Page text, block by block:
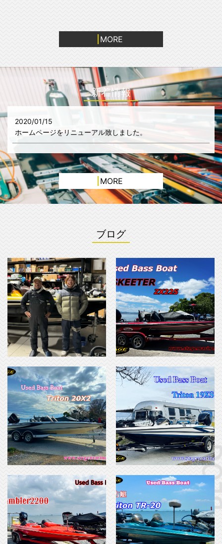
MORE
新着情報
2020/01/15
ホームページをリニューアル致しました。
MORE
ブログ